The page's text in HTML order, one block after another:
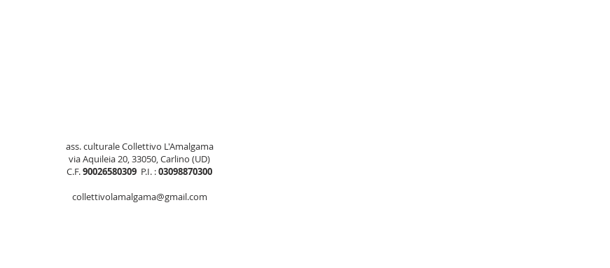
ass. culturale Collettivo L'Amalgama
via Aquileia 20, 33050, Carlino (UD)
C.F.90026580309 P.I. :03098870300
collettivolamalgama@gmail.com